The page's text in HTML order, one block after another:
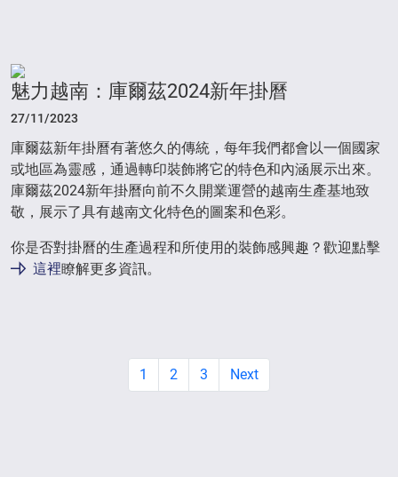
魅力越南：庫爾茲2024新年掛曆
27/11/2023
庫爾茲新年掛曆有著悠久的傳統，每年我們都會以一個國家
或地區為靈感，通過轉印裝飾將它的特色和內涵展示出來。
庫爾茲2024新年掛曆向前不久開業運營的越南生產基地致
敬，展示了具有越南文化特色的圖案和色彩。
你是否對掛曆的生產過程和所使用的裝飾感興趣？歡迎點擊
這裡瞭解更多資訊。
1 2 3 Next